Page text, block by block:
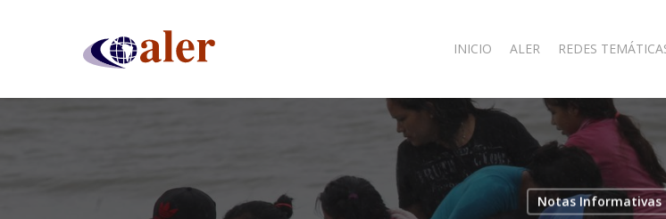
INICIO ALER REDES
Notas Informativas